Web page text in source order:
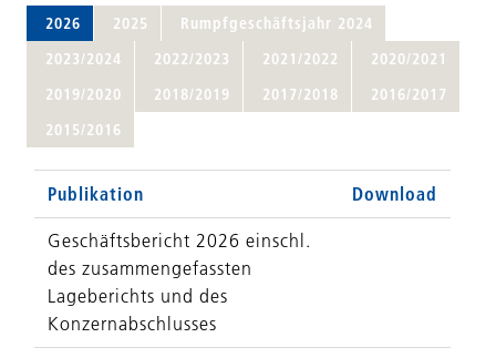
2026 2025
Rumpfgeschäftsjahr 2024
2023/2024
2022/2023 2021/2022
2020/2021
2019/2020
2018/2019 2017/2018
2016/2017
2015/2016
Publikation Download
Geschäftsbericht 2026 einschl.
des zusammengefassten
Lageberichts und des
Konzernabschlusses